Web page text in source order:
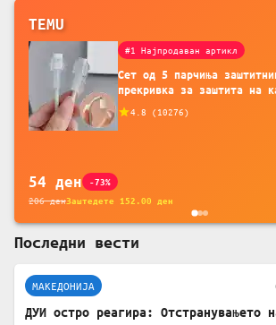
TEMU
#1 Најпродаван артикл
Сет од 5 парчиња
прекривка за заштита на
додатоци за заштита на
батерија, за мобилни
4.8 ( 10276)
54 ден -73%
206денЗаштедете 152.00 ден
Последни вести
МАКЕДОНИЈА
ДУИ остро реагира: Отстранувањето